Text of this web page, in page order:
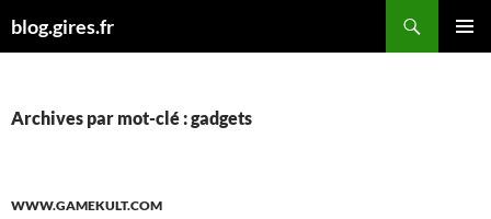
aublog.gires.fr
Archives par mot-clé : gadgets
WWW.GAMEKULT.COM